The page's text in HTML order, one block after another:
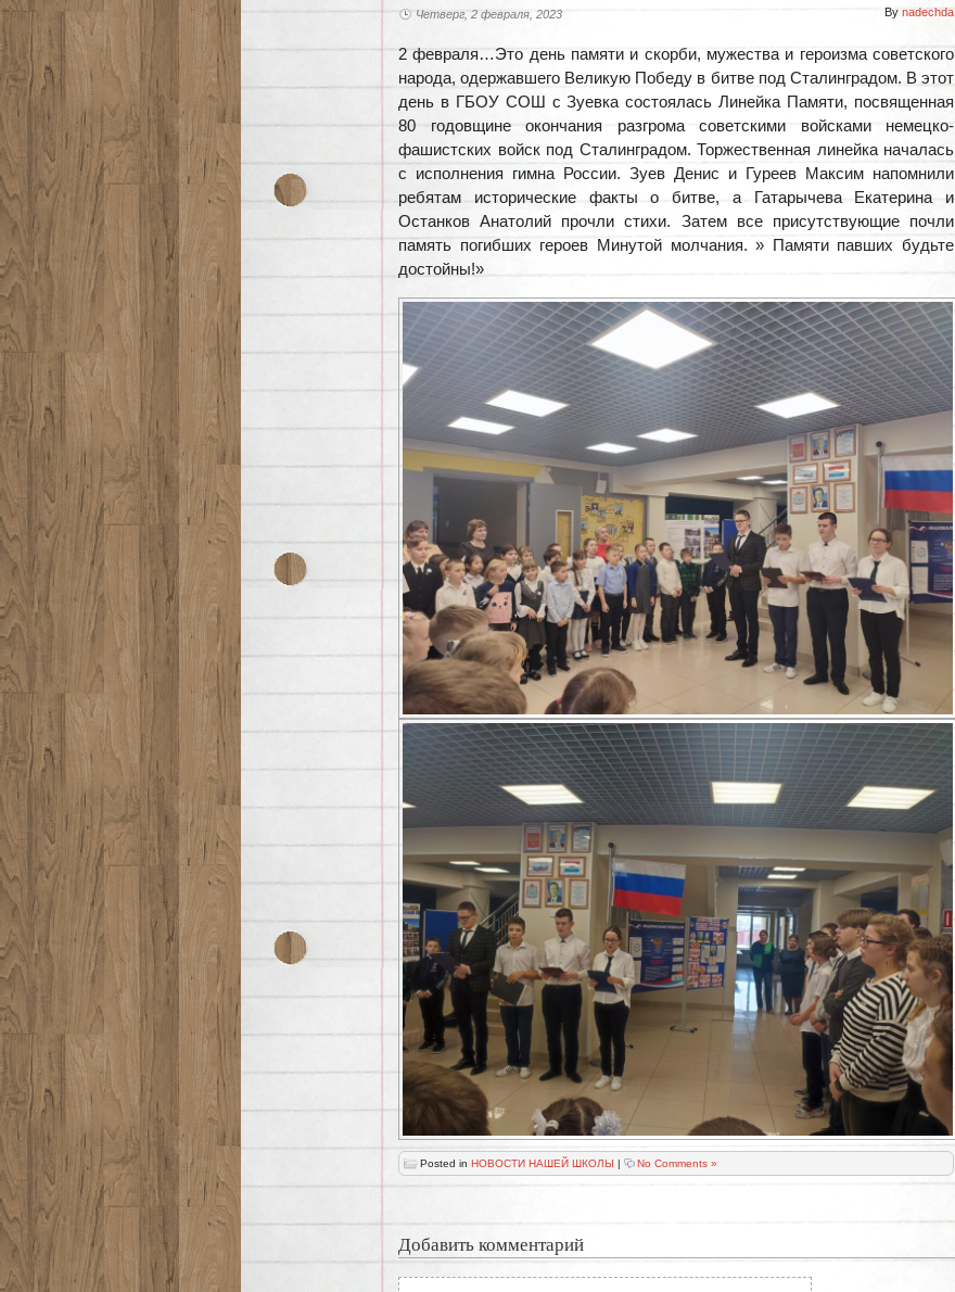
By nadechda
Четверг, 2 февраля, 2023
2 февраля…Это день памяти и скорби, мужества и героизма советского
народа, одержавшего Великую Победу в битве под Сталинградом. В этот
день в ГБОУ СОШ с Зуевка состоялась Линейка Памяти, посвященная
80 годовщине окончания разгрома советскими войсками немецко-
фашистских войск под Сталинградом. Торжественная линейка началась
с исполнения гимна России. Зуев Денис и Гуреев Максим напомнили
ребятам исторические факты о битве, а Гатарычева Екатерина и
Останков Анатолий прочли стихи. Затем все присутствующие почли
память погибших героев Минутой молчания. » Памяти павших будьте
достойны!»
Posted in НОВОСТИ НАШЕЙ ШКОЛЫ | No Comments »
Добавить комментарий